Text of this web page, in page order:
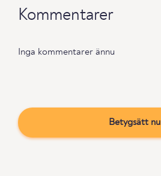
Kommentarer
Inga kommentarer ännu
Betygsätt nu